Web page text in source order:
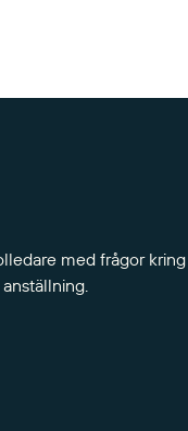
med frågor